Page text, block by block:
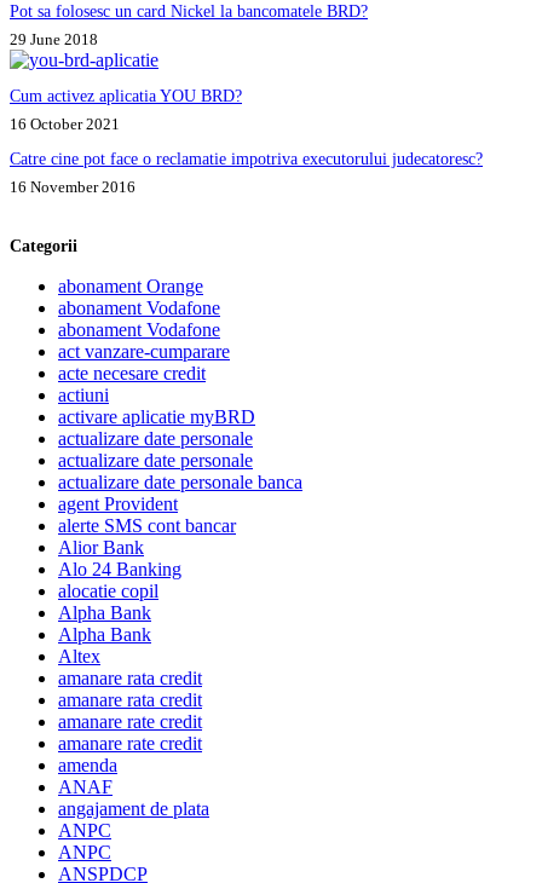
Pot sa folosesc un card Nickel la bancomatele BRD?
29 June 2018
Cum activez aplicatia YOU BRD?
16 October 2021
Catre cine pot face o reclamatie impotriva executorului judecatoresc?
16 November 2016
Categorii
abonament Orange
abonament Vodafone
abonament Vodafone
act vanzare-cumparare
acte necesare credit
actiuni
activare aplicatie myBRD
actualizare date personale
actualizare date personale
actualizare date personale banca
agent Provident
alerte SMS cont bancar
Alior Bank
Alo 24 Banking
alocatie copil
Alpha Bank
Alpha Bank
Altex
amanare rata credit
amanare rata credit
amanare rate credit
amanare rate credit
amenda
ANAF
angajament de plata
ANPC
ANPC
ANSPDCP